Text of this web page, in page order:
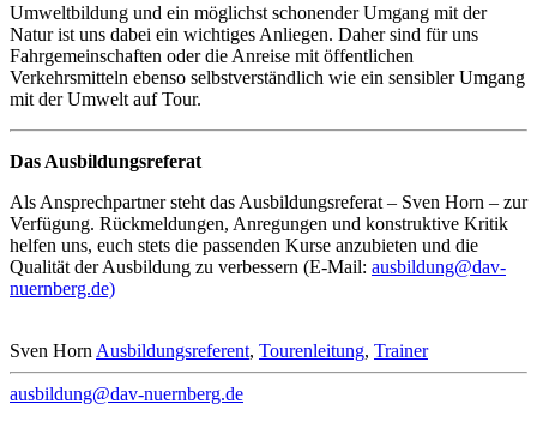
Umweltbildung und ein möglichst schonender Umgang mit der
Natur ist uns dabei ein wichtiges Anliegen. Daher sind für uns
Fahrgemeinschaften oder die Anreise mit öffentlichen
Verkehrsmitteln ebenso selbstverständlich wie ein sensibler Umgang
mit der Umwelt auf Tour.
Das Ausbildungsreferat
Als Ansprechpartner steht das Ausbildungsreferat – Sven Horn – zur
Verfügung. Rückmeldungen, Anregungen und konstruktive Kritik
helfen uns, euch stets die passenden Kurse anzubieten und die
Qualität der Ausbildung zu verbessern (E-Mail: ausbildung@dav-
nuernberg.de)
Sven Horn Ausbildungsreferent, Tourenleitung, Trainer
ausbildung@dav-nuernberg.de